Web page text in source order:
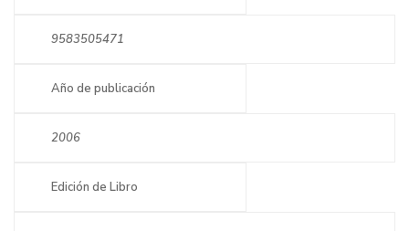
9583505471
Año de publicación
2006
Edición de Libro